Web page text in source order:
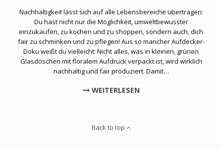
Nachhaltigkeit lässt sich auf alle Lebensbereiche übertragen:
Du hast nicht nur die Möglichkeit, umweltbewusster
einzukaufen, zu kochen und zu shoppen, sondern auch, dich
fair zu schminken und zu pflegen! Aus so mancher Aufdecker-
Doku weißt du vielleicht: Nicht alles, was in kleinen, grünen
Glasdöschen mit floralem Aufdruck verpackt ist, wird wirklich
nachhaltig und fair produziert. Damit…
WEITERLESEN
Back to top